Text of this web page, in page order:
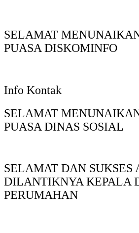
SELAMAT
PUASA DISKOMINFO
Info Kontak
SELAMAT
PUASA DINAS SOSIAL
SELAMAT DAN SUKSES
DILANTIKNYA KEPALA
PERUMAHAN